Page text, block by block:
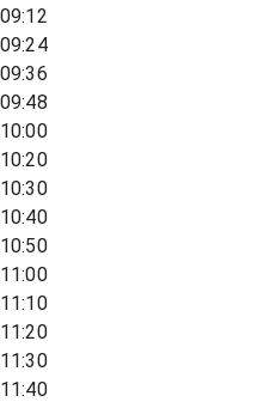
09:12
09:24
09:36
09:48
10:00
10:20
10:30
10:40
10:50
11:00
11:10
11:20
11:30
11:40